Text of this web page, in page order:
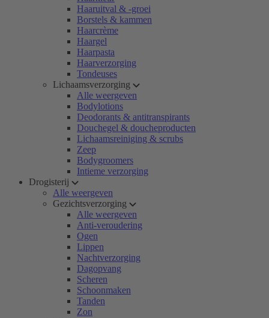
Haaruitval & -groei
Borstels & kammen
Haarcrème
Haargel
Haarpasta
Haarverzorging
Tondeuses
Lichaamsverzorging
Alle weergeven
Bodylotions
Deodorants & antitranspirants
Douchegel & doucheproducten
Lichaamsreiniging & scrubs
Zeep
Bodygroomers
Intieme verzorging
Drogisterij
Alle weergeven
Gezichtsverzorging
Alle weergeven
Anti-veroudering
Ogen
Lippen
Nachtverzorging
Dagopvang
Scheren
Schoonmaken
Tanden
Zon